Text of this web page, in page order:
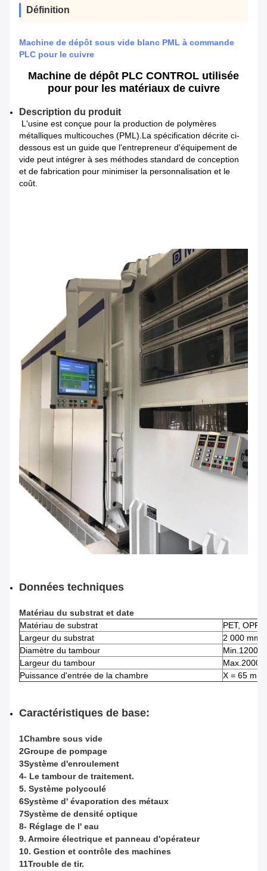
Définition
Machine de dépôt sous vide blanc PML à commande
PLC pour le cuivre
Machine de dépôt PLC CONTROL utilisée
pour pour les matériaux de cuivre
Description du produit
L'usine est conçue pour la production de polymères
métalliques multicouches (PML).La spécification décrite ci-
dessous est un guide que l'entrepreneur d'équipement de
vide peut intégrer à ses méthodes standard de conception
et de fabrication pour minimiser la personnalisation et le
coût.
Données techniques
Matériau du substrat et date
Matériau de substrat
PET, OPP,
Largeur du substrat
2 000 mm
Diamètre du tambour
Min.1200
Largeur du tambour
Max.2000
Puissance d'entrée de la chambre
X = 65 mm
Caractéristiques de base:
1Chambre sous vide
2Groupe de pompage
3Système d'enroulement
4- Le tambour de traitement.
5. Système polycoulé
6Système d' évaporation des métaux
7Système de densité optique
8- Réglage de l' eau
9. Armoire électrique et panneau d'opérateur
10. Gestion et contrôle des machines
11Trouble de tir.